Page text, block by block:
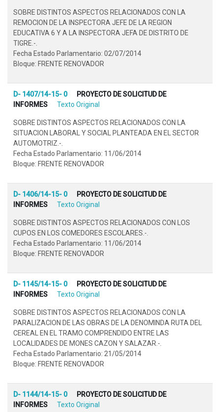
SOBRE DISTINTOS ASPECTOS RELACIONADOS CON LA
REMOCION DE LA INSPECTORA JEFE DE LA REGION
EDUCATIVA 6 Y A LA INSPECTORA JEFA DE DISTRITO DE
TIGRE.-.
Fecha Estado Parlamentario: 02/07/2014
Bloque: FRENTE RENOVADOR
D- 1407/14-15- 0
PROYECTO DE SOLICITUD DE
INFORMES
Texto Original
SOBRE DISTINTOS ASPECTOS RELACIONADOS CON LA
SITUACION LABORAL Y SOCIAL PLANTEADA EN EL SECTOR
AUTOMOTRIZ.-.
Fecha Estado Parlamentario: 11/06/2014
Bloque: FRENTE RENOVADOR
D- 1406/14-15- 0
PROYECTO DE SOLICITUD DE
INFORMES
Texto Original
SOBRE DISTINTOS ASPECTOS RELACIONADOS CON LOS
CUPOS EN LOS COMEDORES ESCOLARES.-.
Fecha Estado Parlamentario: 11/06/2014
Bloque: FRENTE RENOVADOR
D- 1145/14-15- 0
PROYECTO DE SOLICITUD DE
INFORMES
Texto Original
SOBRE DISTINTOS ASPECTOS RELACIONADOS CON LA
PARALIZACION DE LAS OBRAS DE LA DENOMINDA RUTA DEL
CEREAL EN EL TRAMO COMPRENDIDO ENTRE LAS
LOCALIDADES DE MONES CAZON Y SALAZAR.-.
Fecha Estado Parlamentario: 21/05/2014
Bloque: FRENTE RENOVADOR
D- 1144/14-15- 0
PROYECTO DE SOLICITUD DE
INFORMES
Texto Original